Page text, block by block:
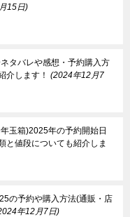
15日
タバレや感想・予約購入方
介します！
2024年12月7
玉箱)2025年の予約開始日
と値段についても紹介しま
の予約や購入方法(通販・店
年12月7日